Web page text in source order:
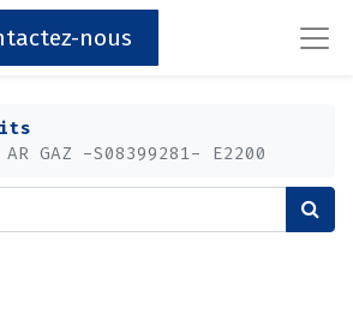
nous
AR GAZ -S08399281- E2200